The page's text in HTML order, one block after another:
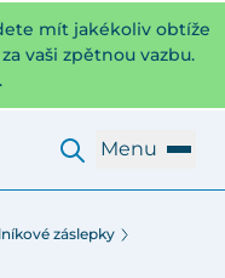
mít jakékoliv obtíže
vaši zpětnou vazbu.
Menu
záslepky